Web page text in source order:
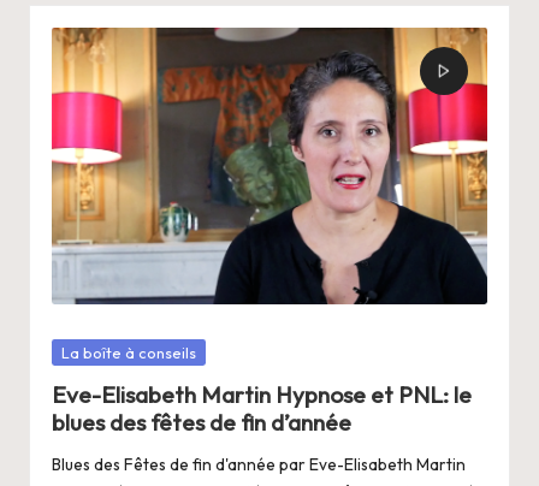
Posté
La boîte à conseils
Eve-Elisabeth Martin Hypnose et PNL: le
blues des fêtes de fin d’année
Blues des Fêtes de fin d'année par Eve-Elisabeth Martin